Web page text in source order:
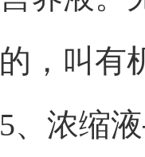
的，叫有
5、浓缩